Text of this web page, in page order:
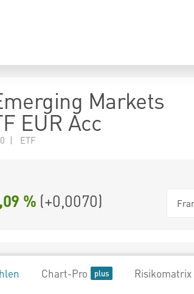
Markets
EUR Acc
| ETF
% (+0,0070)
Chart-Pro Risikomatrix